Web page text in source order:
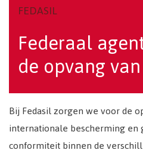
FEDASIL
Federaal
de opvang
Bij Fedasil zorgen we voor de
internationale bescherming
conformiteit binnen de